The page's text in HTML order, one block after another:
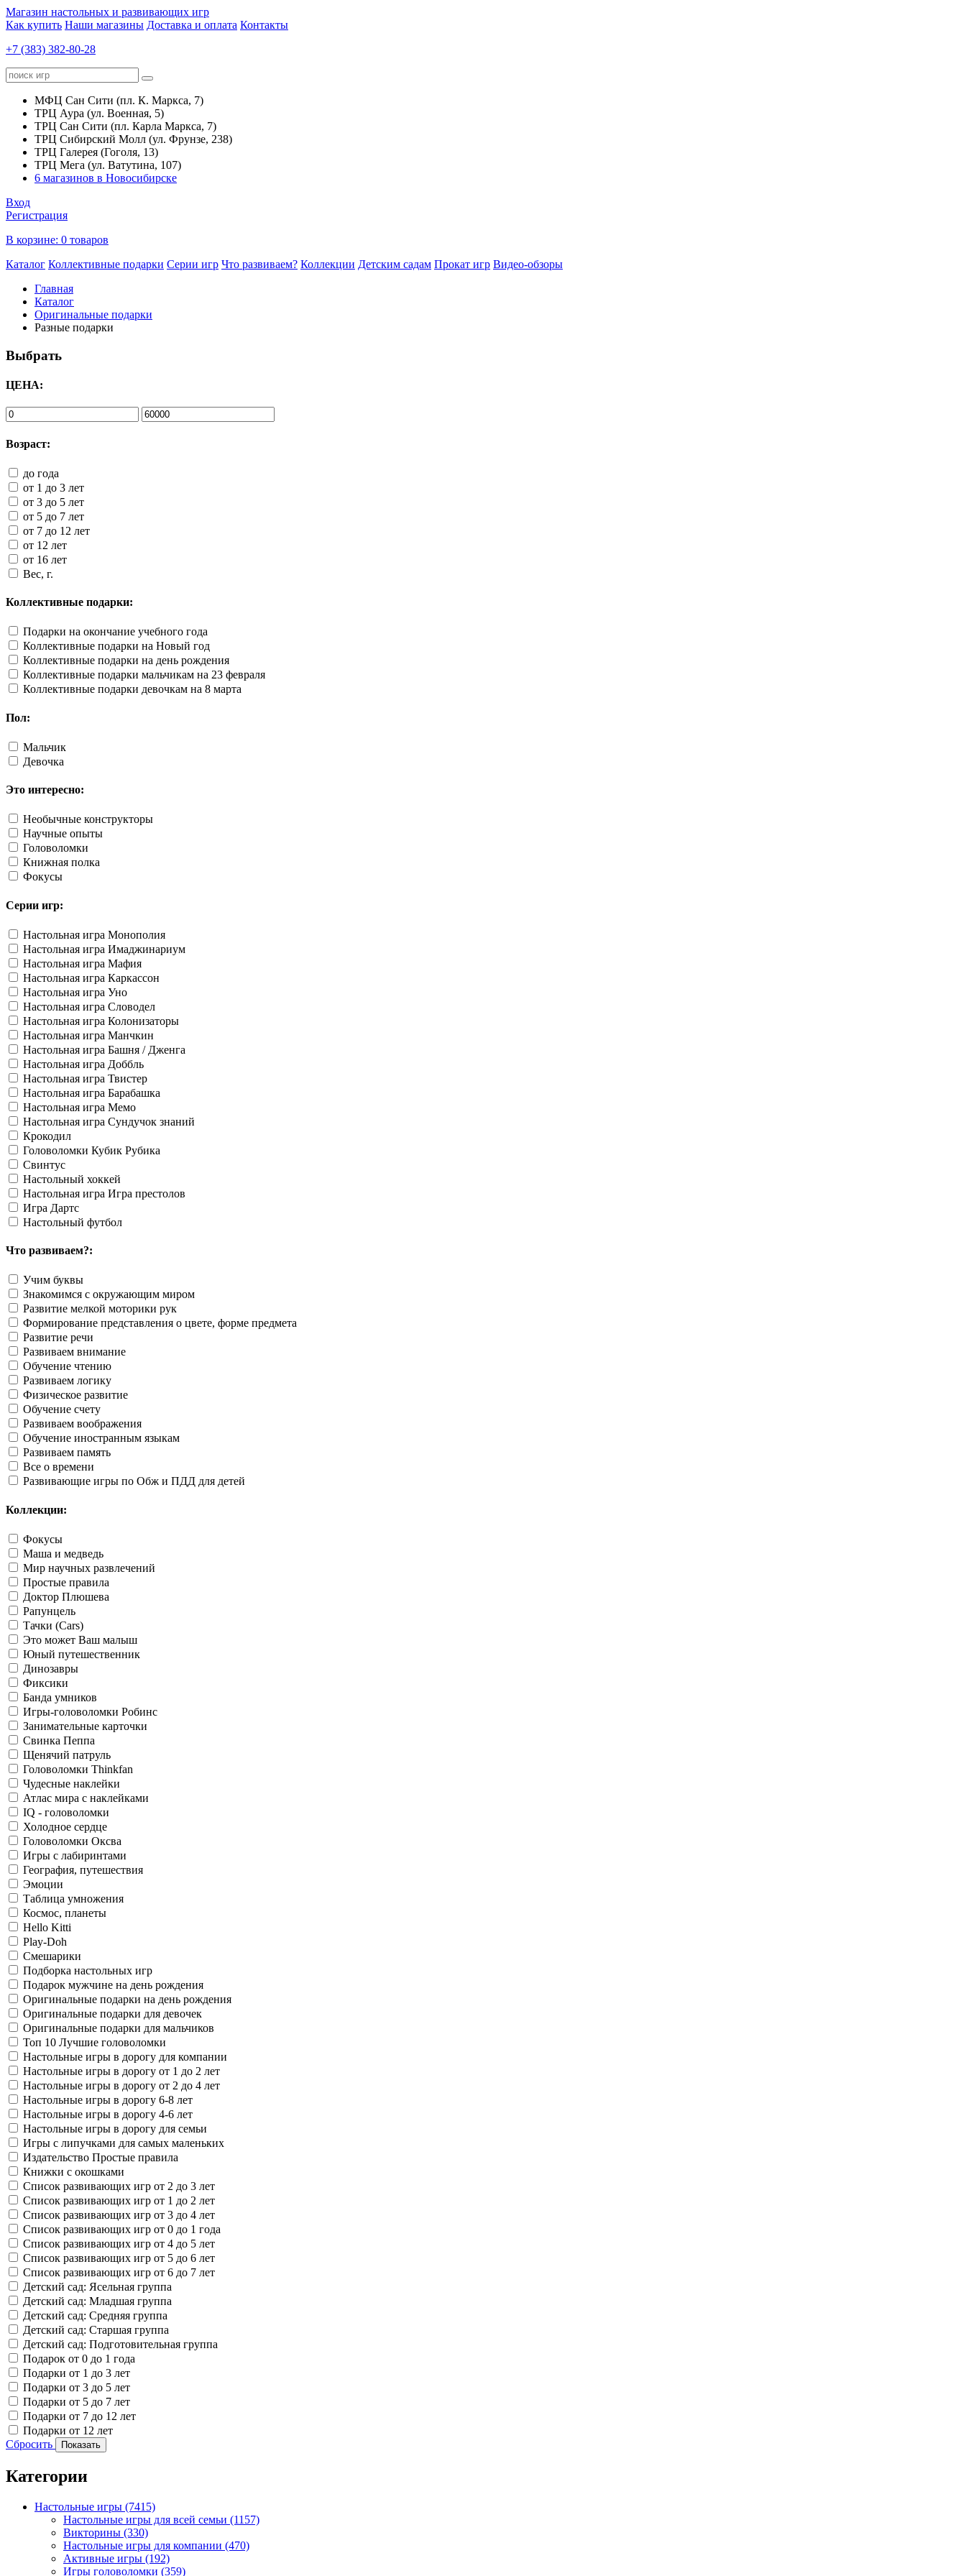
Магазин настольных и развивающих игр
Как купить Наши магазины Доставка и оплата Контакты
+7 (383) 382-80-28
МФЦ Сан Сити (пл. К. Маркса, 7)
ТРЦ Аура (ул. Военная, 5)
ТРЦ Сан Сити (пл. Карла Маркса, 7)
ТРЦ Сибирский Молл (ул. Фрунзе, 238)
ТРЦ Галерея (Гоголя, 13)
ТРЦ Мега (ул. Ватутина, 107)
6 магазинов в Новосибирске
Вход
Регистрация
В корзине: 0 товаров
Каталог Коллективные подарки Серии игр Что развиваем? Коллекции Детским садам Прокат игр Видео-обзоры
Главная
Каталог
Оригинальные подарки
Разные подарки
Выбрать
ЦЕНА:
Возраст:
до года
от 1 до 3 лет
от 3 до 5 лет
от 5 до 7 лет
от 7 до 12 лет
от 12 лет
от 16 лет
Вес, г.
Коллективные подарки:
Подарки на окончание учебного года
Коллективные подарки на Новый год
Коллективные подарки на день рождения
Коллективные подарки мальчикам на 23 февраля
Коллективные подарки девочкам на 8 марта
Пол:
Мальчик
Девочка
Это интересно:
Необычные конструкторы
Научные опыты
Головоломки
Книжная полка
Фокусы
Серии игр:
Настольная игра Монополия
Настольная игра Имаджинариум
Настольная игра Мафия
Настольная игра Каркассон
Настольная игра Уно
Настольная игра Словодел
Настольная игра Колонизаторы
Настольная игра Манчкин
Настольная игра Башня / Дженга
Настольная игра Доббль
Настольная игра Твистер
Настольная игра Барабашка
Настольная игра Мемо
Настольная игра Сундучок знаний
Крокодил
Головоломки Кубик Рубика
Свинтус
Настольный хоккей
Настольная игра Игра престолов
Игра Дартс
Настольный футбол
Что развиваем?:
Учим буквы
Знакомимся с окружающим миром
Развитие мелкой моторики рук
Формирование представления о цвете, форме предмета
Развитие речи
Развиваем внимание
Обучение чтению
Развиваем логику
Физическое развитие
Обучение счету
Развиваем воображения
Обучение иностранным языкам
Развиваем память
Все о времени
Развивающие игры по Обж и ПДД для детей
Коллекции:
Фокусы
Маша и медведь
Мир научных развлечений
Простые правила
Доктор Плюшева
Рапунцель
Тачки (Cars)
Это может Ваш малыш
Юный путешественник
Динозавры
Фиксики
Банда умников
Игры-головоломки Робинс
Занимательные карточки
Свинка Пеппа
Щенячий патруль
Головоломки Thinkfan
Чудесные наклейки
Атлас мира с наклейками
IQ - головоломки
Холодное сердце
Головоломки Оксва
Игры с лабиринтами
География, путешествия
Эмоции
Таблица умножения
Космос, планеты
Hello Kitti
Play-Doh
Смешарики
Подборка настольных игр
Подарок мужчине на день рождения
Оригинальные подарки на день рождения
Оригинальные подарки для девочек
Оригинальные подарки для мальчиков
Топ 10 Лучшие головоломки
Настольные игры в дорогу для компании
Настольные игры в дорогу от 1 до 2 лет
Настольные игры в дорогу от 2 до 4 лет
Настольные игры в дорогу 6-8 лет
Настольные игры в дорогу 4-6 лет
Настольные игры в дорогу для семьи
Игры с липучками для самых маленьких
Издательство Простые правила
Книжки с окошками
Список развивающих игр от 2 до 3 лет
Список развивающих игр от 1 до 2 лет
Список развивающих игр от 3 до 4 лет
Список развивающих игр от 0 до 1 года
Список развивающих игр от 4 до 5 лет
Список развивающих игр от 5 до 6 лет
Список развивающих игр от 6 до 7 лет
Детский сад: Ясельная группа
Детский сад: Младшая группа
Детский сад: Средняя группа
Детский сад: Старшая группа
Детский сад: Подготовительная группа
Подарок от 0 до 1 года
Подарки от 1 до 3 лет
Подарки от 3 до 5 лет
Подарки от 5 до 7 лет
Подарки от 7 до 12 лет
Подарки от 12 лет
Сбросить
Показать
Категории
Настольные игры (7415)
Настольные игры для всей семьи (1157)
Викторины (330)
Настольные игры для компании (470)
Активные игры (192)
Игры головоломки (359)